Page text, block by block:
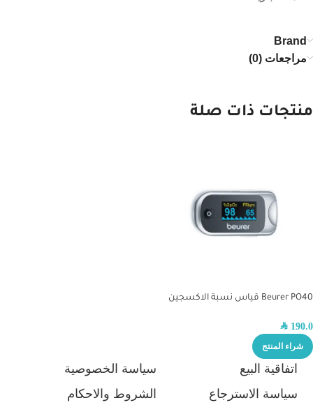
Brand
مراجعات (0)
منتجات ذات صلة
Beurer PO40 قياس نسبة الاكسجين
SAR 190.0
شراء المنتج
اتفاقية البيع
سياسة الاسترجاع
سياسة الخصوصية
الشروط والاحكام